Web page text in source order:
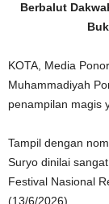
Berbalut
KOTA, Media
Muhammadiyah
penampilan magis
Tampil dengan
Suryo dinilai
Festival Nasional
(13/6/2026).